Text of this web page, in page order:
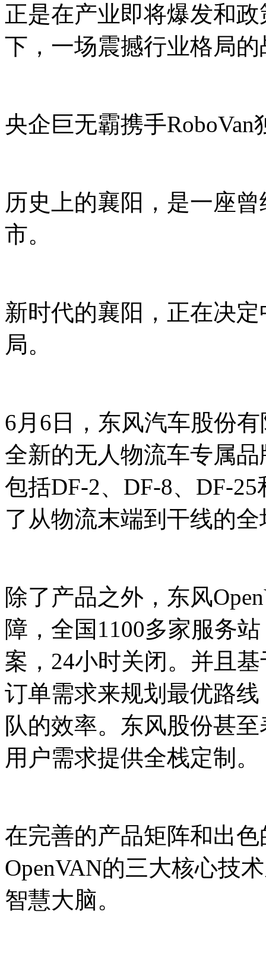
正是在产业即将爆发和
下，一场震撼行业格局
央企巨无霸携手
历史上的襄阳，是一座
市。
新时代的襄阳，正在决
局。
6月6日，东风汽车股份
全新的无人物流车专属
包括DF-2、DF-8、DF-
了从物流末端到干线的
除了产品之外，东风
障，全国1100多家服务
案，24小时关闭。并且
订单需求来规划最优路
队的效率。东风股份甚
用户需求提供全栈定制。
在完善的产品矩阵和出
OpenVAN的三大核心技
智慧大脑。